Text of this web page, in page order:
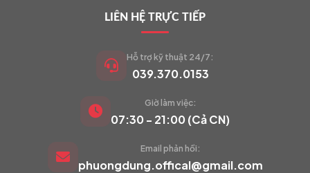
VIETCAM.VN
Đang trực tuyến
LIÊN HỆ TRỰC TIẾP
Hỗ trợ kỹ thuật 24/7:
039.370.0153
Giờ làm việc:
07:30 - 21:00 (Cả CN)
Email phản hồi:
phuongdung.offical@gmail.com